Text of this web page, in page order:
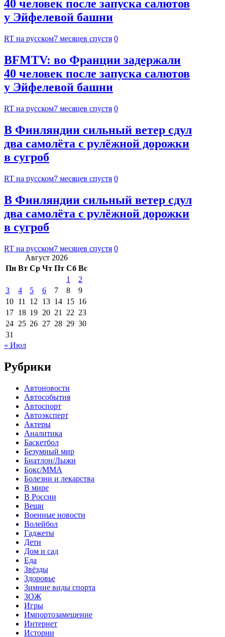
40 человек после запуска салютов
у Эйфелевой башни
RT на русском7 месяцев спустя 0
BFMTV: во Франции задержали
40 человек после запуска салютов
у Эйфелевой башни
RT на русском7 месяцев спустя 0
В Финляндии сильный ветер сдул
два самолёта с рулёжной дорожки
в сугроб
RT на русском7 месяцев спустя 0
В Финляндии сильный ветер сдул
два самолёта с рулёжной дорожки
в сугроб
RT на русском7 месяцев спустя 0
Август 2026
Пн Вт Ср Чт Пт Сб Вс
1
2
3
4 5 6 7 8
9
10 11 12 13 14 15 16
17 18 19 20 21 22 23
24 25 26 27 28 29 30
31
« Июл
Рубрики
Автоновости
Автособытия
Автоспорт
Автоэксперт
Актеры
Аналитика
Баскетбол
Безумный мир
Биатлон/Лыжи
Бокс/MMA
Болезни и лекарства
В мире
В России
Вещи
Военные новости
Волейбол
Гаджеты
Дети
Дом и сад
Еда
Звёзды
Здоровье
Зимние виды спорта
ЗОЖ
Игры
Импортозамещение
Интернет
Истории